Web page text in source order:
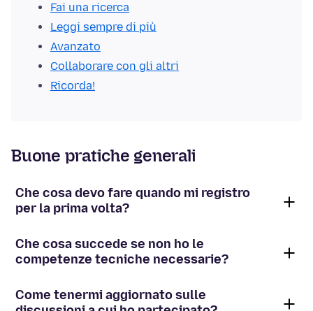
Fai una ricerca
Leggi sempre di più
Avanzato
Collaborare con gli altri
Ricorda!
Buone pratiche generali
Che cosa devo fare quando mi registro
per la prima volta?
Che cosa succede se non ho le
competenze tecniche necessarie?
Come tenermi aggiornato sulle